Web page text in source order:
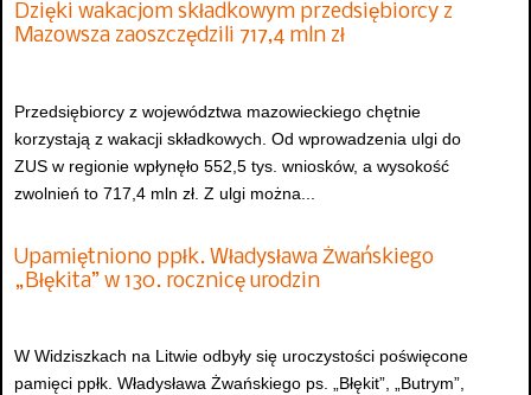
Dzięki wakacjom składkowym przedsiębiorcy z
Mazowsza zaoszczędzili 717,4 mln zł
Przedsiębiorcy z województwa mazowieckiego chętnie
korzystają z wakacji składkowych. Od wprowadzenia ulgi do
ZUS w regionie wpłynęło 552,5 tys. wniosków, a wysokość
zwolnień to 717,4 mln zł. Z ulgi można...
Upamiętniono ppłk. Władysława Żwańskiego
„Błękita” w 130. rocznicę urodzin
W Widziszkach na Litwie odbyły się uroczystości poświęcone
pamięci ppłk. Władysława Żwańskiego ps. „Błękit”, „Butrym”,